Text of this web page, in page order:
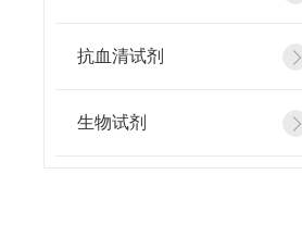
抗血清试剂
生物试剂